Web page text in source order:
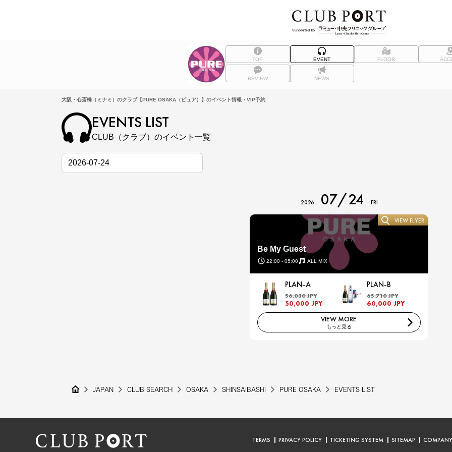
TOP EVENT FLOOR
REVIEW NEWS
大阪・心斎橋（ミナミ）のクラブ【PURE OSAKA（ピュア）】のイベント情報・VIP予約
EVENTS LIST
CLUB（クラブ）のイベント一覧
2026 07/24 FRI
Be My Guest
22:00 - 05:00 ALL MIX
VIEW FLYER
PLAN-A
56,030 JPY
50,000 JPY
PLAN-B
65,710 JPY
60,000 JPY
VIEW MORE
もっと見る
JAPAN CLUB SEARCH OSAKA SHINSAIBASHI PURE OSAKA EVENTS LIST
TERMS PRIVACY POLICY TICKETING SYSTEM SITEMAP COMPANY